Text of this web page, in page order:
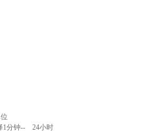
1分钟-- 24小时